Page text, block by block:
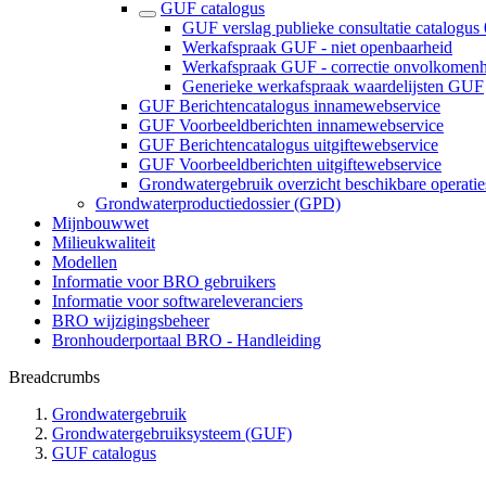
GUF catalogus
GUF verslag publieke consultatie catalogus
Werkafspraak GUF - niet openbaarheid
Werkafspraak GUF - correctie
Generieke werkafspraak waardelijsten GUF
GUF Berichtencatalogus innamewebservice
GUF Voorbeeldberichten innamewebservice
GUF Berichtencatalogus uitgiftewebservice
GUF Voorbeeldberichten uitgiftewebservice
Grondwatergebruik overzicht beschikbare
Grondwaterproductiedossier (GPD)
Mijnbouwwet
Milieukwaliteit
Modellen
Informatie voor BRO gebruikers
Informatie voor softwareleveranciers
BRO wijzigingsbeheer
Bronhouderportaal BRO - Handleiding
Breadcrumbs
Grondwatergebruik
Grondwatergebruiksysteem (GUF)
GUF catalogus